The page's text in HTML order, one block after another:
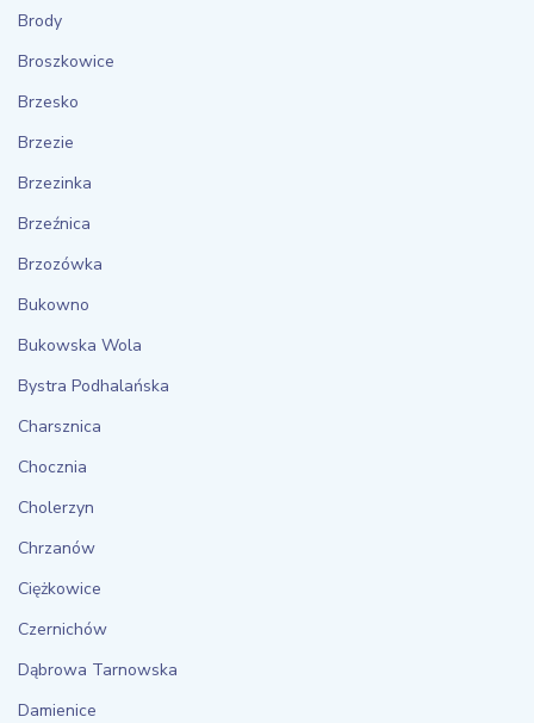
Brody
Broszkowice
Brzesko
Brzezie
Brzezinka
Brzeźnica
Brzozówka
Bukowno
Bukowska Wola
Bystra Podhalańska
Charsznica
Chocznia
Cholerzyn
Chrzanów
Ciężkowice
Czernichów
Dąbrowa Tarnowska
Damienice